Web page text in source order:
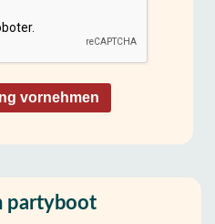
vornehmen
partyboot